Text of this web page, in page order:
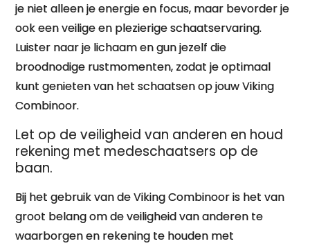
je niet alleen je energie en focus, maar bevorder je
ook een veilige en plezierige schaatservaring.
Luister naar je lichaam en gun jezelf die
broodnodige rustmomenten, zodat je optimaal
kunt genieten van het schaatsen op jouw Viking
Combinoor.
Let op de veiligheid van anderen en houd
rekening met medeschaatsers op de
baan.
Bij het gebruik van de Viking Combinoor is het van
groot belang om de veiligheid van anderen te
waarborgen en rekening te houden met